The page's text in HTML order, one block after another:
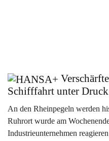
Schifffahrt unter Druck
An den Rheinpegeln werden
Ruhrort wurde am
Industrieunternehmen